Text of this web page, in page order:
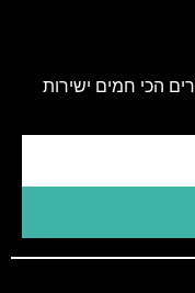
הכי חמים ישירות